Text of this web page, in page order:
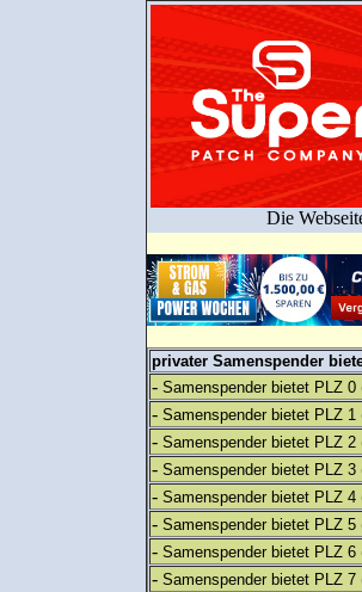
Die
privater Samenspender
- Samenspender bietet PLZ 0
- Samenspender bietet PLZ 1
- Samenspender bietet PLZ 2
- Samenspender bietet PLZ 3
- Samenspender bietet PLZ 4
- Samenspender bietet PLZ 5
- Samenspender bietet PLZ 6
- Samenspender bietet PLZ 7